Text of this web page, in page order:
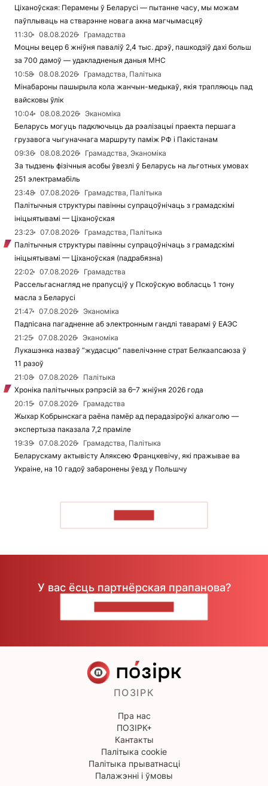
Ціханоўская: Перамены ў Беларусі — пытанне часу, мы можам
паўплываць на стварэнне новага акна магчымасцяў
11:30
08.08.2026
Грамадства
Моцны вецер 6 жніўня паваліў 2,4 тыс. дрэў, пашкодзіў дахі больш
за 700 дамоў — удакладненыя даныя МНС
10:58
08.08.2026
Грамадства, Палітыка
Мінабароны пашырыла кола жанчын-медыкаў, якія трапляюць пад
вайсковы ўлік
10:04
08.08.2026
Эканоміка
Беларусь могуць падключыць да рэалізацыі праекта першага
грузавога чыгуначнага маршруту паміж РФ і Пакістанам
09:36
08.08.2026
Грамадства, Эканоміка
За тыдзень фізічныя асобы ўвезлі ў Беларусь на льготных умовах
251 электрамабіль
23:48
07.08.2026
Грамадства, Палітыка
Палітычныя структуры павінны супрацоўнічаць з грамадскімі
ініцыятывамі — Ціханоўская
23:23
07.08.2026
Грамадства, Палітыка
Палітычныя структуры павінны супрацоўнічаць з грамадскімі
ініцыятывамі — Ціханоўская (падрабязна)
22:02
07.08.2026
Грамадства
Рассельгаснагляд не прапусціў у Пскоўскую вобласць 1 тону
масла з Беларусі
21:47
07.08.2026
Эканоміка
Падпісана пагадненне аб электронным гандлі таварамі ў ЕАЭС
21:25
07.08.2026
Эканоміка
Лукашэнка назваў “жудасцю” павелічэнне страт Белкаапсаюза ў
11 разоў
21:08
07.08.2026
Палітыка
Хроніка палітычных рэпрэсій за 6–7 жніўня 2026 года
20:15
07.08.2026
Грамадства
Жыхар Кобрынскага раёна памёр ад перадазіроўкі алкаголю —
экспертыза паказала 7,2 праміле
19:39
07.08.2026
Грамадства, Палітыка
Беларускаму актывісту Аляксею Францкевічу, які пражывае ва
Украіне, на 10 гадоў забаронены ўезд у Польшчу
У вас ёсць партнёрская прапанова?
ПОЗІРК
Пра нас
ПОЗІРК+
Кантакты
Палітыка cookie
Палітыка прыватнасці
Палажэнні і ўмовы